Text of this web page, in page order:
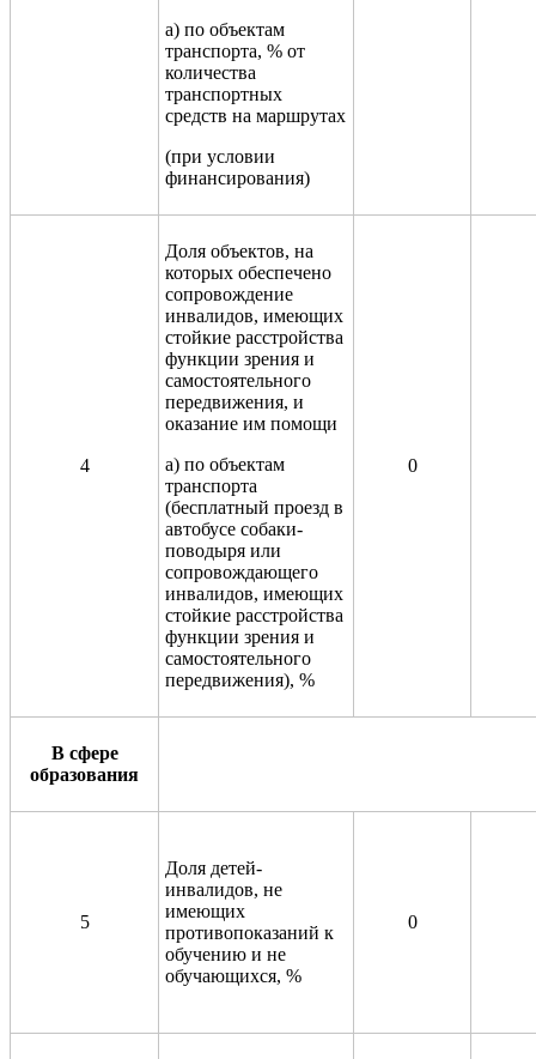
а) по объектам
транспорта, % от
количества
транспортных
средств на маршрутах
(при условии
финансирования)
4
Доля объектов, на
которых обеспечено
сопровождение
инвалидов, имеющих
стойкие расстройства
функции зрения и
самостоятельного
передвижения, и
оказание им помощи
а) по объектам
транспорта
(бесплатный проезд в
автобусе собаки-
поводыря или
сопровождающего
инвалидов, имеющих
стойкие расстройства
функции зрения и
самостоятельного
передвижения), %
0
В сфере
образования
5
Доля детей-
инвалидов, не
имеющих
противопоказаний к
обучению и не
обучающихся, %
0